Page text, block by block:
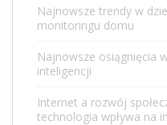
Najnowsze trendy w
monitoringu domu
Najnowsze osiągnięcia
inteligencji
Internet a rozwój
technologia wpływa na